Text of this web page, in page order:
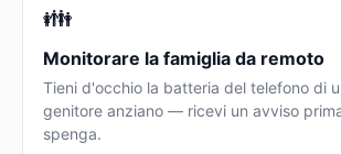
👪
Monitorare la famiglia da remoto
Tieni d'occhio la batteria del telefono di
genitore anziano — ricevi un avviso
spenga.